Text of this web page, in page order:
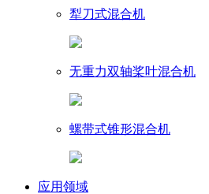
犁刀式混合机
无重力双轴桨叶混合机
螺带式锥形混合机
应用领域